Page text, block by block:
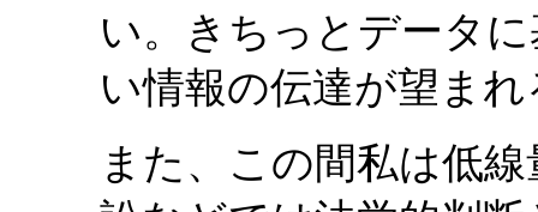
い。きちっとデータ
い情報の伝達が望まれ
また、この間私は低